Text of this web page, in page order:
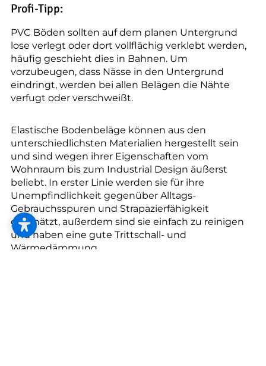
Profi-Tipp:
PVC Böden sollten auf dem planen Untergrund
lose verlegt oder dort vollflächig verklebt werden,
häufig geschieht dies in Bahnen. Um
vorzubeugen, dass Nässe in den Untergrund
eindringt, werden bei allen Belägen die Nähte
verfugt oder verschweißt.
Elastische Bodenbeläge können aus den
unterschiedlichsten Materialien hergestellt sein
und sind wegen ihrer Eigenschaften vom
Wohnraum bis zum Industrial Design äußerst
beliebt. In erster Linie werden sie für ihre
Unempfindlichkeit gegenüber Alltags-
Gebrauchsspuren und Strapazierfähigkeit
geschätzt, außerdem sind sie einfach zu reinigen
und haben eine gute Trittschall- und
Wärmedämmung.